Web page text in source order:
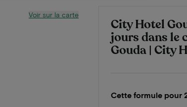
City Hotel
jours dans le
Gouda | City
Cette formule pour
Voir sur la carte